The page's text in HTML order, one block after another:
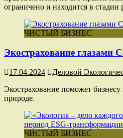
ограничено и находится в стадии
ЧИСТЫЙ БИЗНЕС
Экострахование глазами
17.04.2024 Деловой
Экострахование поможет
природе.
ЧИСТЫЙ БИЗНЕС